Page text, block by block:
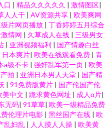
口 | 精品久久久久久 | 激情图区|
人人干 | AV资源共享 | 欧美爽网
级片网页播放 | 丁香婷婷五月综合
情网 | 久草成人在线 | 三级男女
| 亚洲视频福利 | 国产情趣白丝
日本爽片| 欧美在线观看免费 | 青
a级不卡 | 强奸乱军第一页 | 欧美
拍 | 亚洲日本男人天堂 | 国产精
| 91免费版黄片 | 国产伦国产伦
美中文 | 跪求黄色网址 | 成人α片|
无码| 91草草| 欧美一级精品免费
伦理片电影 | 黑丝国产在线 | 欧
乱妇乱 | 人人摸人人操 | 欧美黄